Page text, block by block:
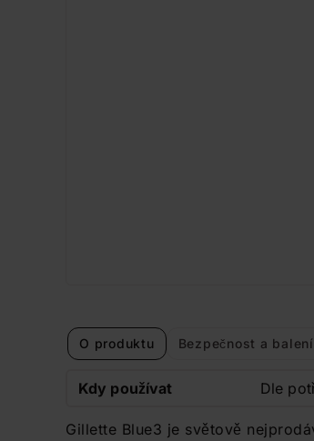
O produktu Bezpečnost a balení
Kdy používat Dle
Gillette Blue3 je světově